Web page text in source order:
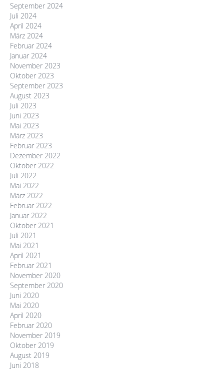
September 2024
Juli 2024
April 2024
März 2024
Februar 2024
Januar 2024
November 2023
Oktober 2023
September 2023
August 2023
Juli 2023
Juni 2023
Mai 2023
März 2023
Februar 2023
Dezember 2022
Oktober 2022
Juli 2022
Mai 2022
März 2022
Februar 2022
Januar 2022
Oktober 2021
Juli 2021
Mai 2021
April 2021
Februar 2021
November 2020
September 2020
Juni 2020
Mai 2020
April 2020
Februar 2020
November 2019
Oktober 2019
August 2019
Juni 2018